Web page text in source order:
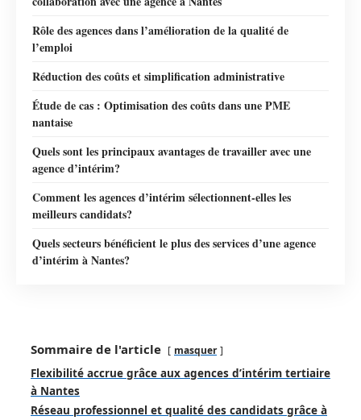
Rôle des agences dans l’amélioration de la qualité de
l’emploi
Réduction des coûts et simplification administrative
Étude de cas : Optimisation des coûts dans une PME
nantaise
Quels sont les principaux avantages de travailler avec une
agence d’intérim?
Comment les agences d’intérim sélectionnent-elles les
meilleurs candidats?
Quels secteurs bénéficient le plus des services d’une agence
d’intérim à Nantes?
Sommaire de l'article masquer
Flexibilité accrue grâce aux agences d’intérim tertiaire
à Nantes
Réseau professionnel et qualité des candidats grâce à